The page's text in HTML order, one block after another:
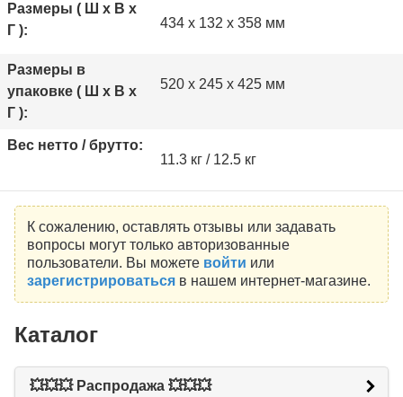
Размеры ( Ш x В x
Г ):
434 x 132 x 358 мм
Размеры в
упаковке ( Ш x В x
Г ):
520 х 245 х 425 мм
Вес нетто / брутто:
11.3 кг / 12.5 кг
К сожалению, оставлять отзывы или задавать
вопросы могут только авторизованные
пользователи. Вы можете войти или
зарегистрироватьсяв нашем интернет-магазине.
Каталог
💥💥💥 Распродажа 💥💥💥